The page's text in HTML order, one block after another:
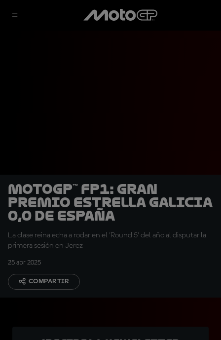
MotoGP™ FP1: Gran
Premio Estrella Galicia
0,0 de España
La clase reina echa a rodar en el 'Round 5' del año al disputar la
primera sesión en Jerez
25 abr 2025
COMPARTIR